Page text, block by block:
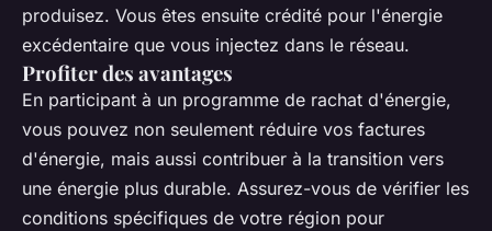
produisez. Vous êtes ensuite crédité pour l'énergie
excédentaire que vous injectez dans le réseau.
Profiter des avantages
En participant à un programme de rachat d'énergie,
vous pouvez non seulement réduire vos factures
d'énergie, mais aussi contribuer à la transition vers
une énergie plus durable. Assurez-vous de vérifier les
conditions spécifiques de votre région pour